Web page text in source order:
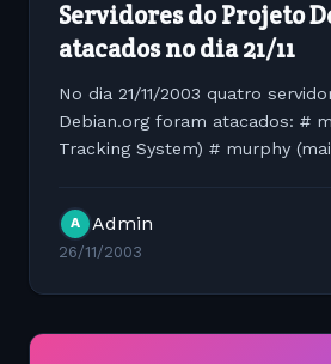
Servidores do Projeto
atacados no dia 21/11
No dia 21/11/2003 quatro
Debian.org foram atacados: #
Tracking System) # murphy
corrigido e a...
A Admin
26/11/2003